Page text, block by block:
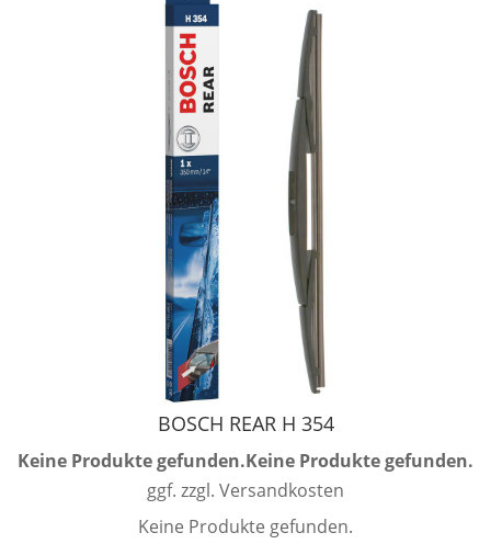
BOSCH REAR H 354
Keine Produkte gefunden.Keine Produkte gefunden.
ggf. zzgl. Versandkosten
Keine Produkte gefunden.